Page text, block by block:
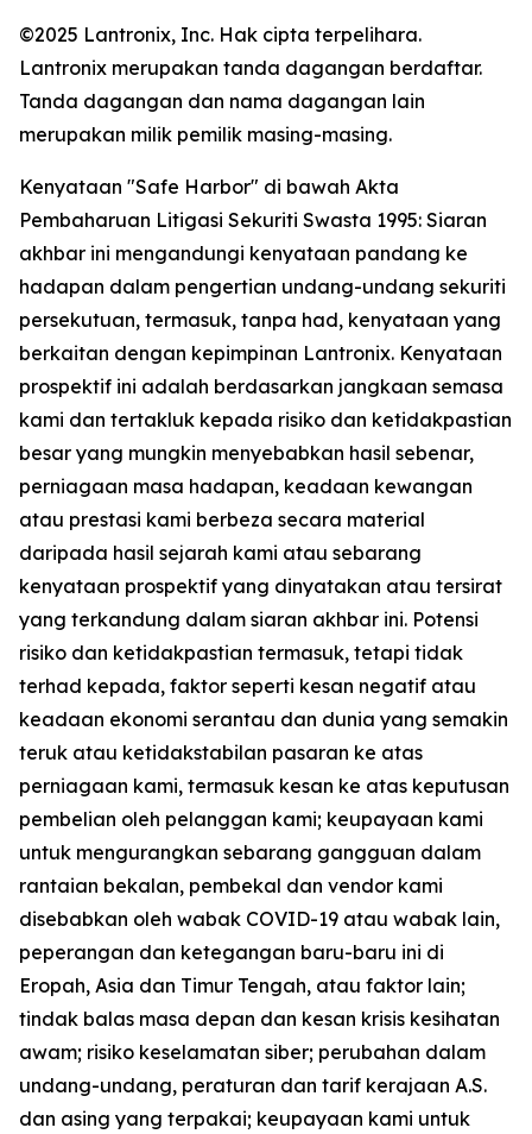
©2025 Lantronix, Inc. Hak cipta terpelihara.
Lantronix merupakan tanda dagangan berdaftar.
Tanda dagangan dan nama dagangan lain
merupakan milik pemilik masing-masing.
Kenyataan "Safe Harbor" di bawah Akta
Pembaharuan Litigasi Sekuriti Swasta 1995: Siaran
akhbar ini mengandungi kenyataan pandang ke
hadapan dalam pengertian undang-undang sekuriti
persekutuan, termasuk, tanpa had, kenyataan yang
berkaitan dengan kepimpinan Lantronix. Kenyataan
prospektif ini adalah berdasarkan jangkaan semasa
kami dan tertakluk kepada risiko dan ketidakpastian
besar yang mungkin menyebabkan hasil sebenar,
perniagaan masa hadapan, keadaan kewangan
atau prestasi kami berbeza secara material
daripada hasil sejarah kami atau sebarang
kenyataan prospektif yang dinyatakan atau tersirat
yang terkandung dalam siaran akhbar ini. Potensi
risiko dan ketidakpastian termasuk, tetapi tidak
terhad kepada, faktor seperti kesan negatif atau
keadaan ekonomi serantau dan dunia yang semakin
teruk atau ketidakstabilan pasaran ke atas
perniagaan kami, termasuk kesan ke atas keputusan
pembelian oleh pelanggan kami; keupayaan kami
untuk mengurangkan sebarang gangguan dalam
rantaian bekalan, pembekal dan vendor kami
disebabkan oleh wabak COVID-19 atau wabak lain,
peperangan dan ketegangan baru-baru ini di
Eropah, Asia dan Timur Tengah, atau faktor lain;
tindak balas masa depan dan kesan krisis kesihatan
awam; risiko keselamatan siber; perubahan dalam
undang-undang, peraturan dan tarif kerajaan A.S.
dan asing yang terpakai; keupayaan kami untuk